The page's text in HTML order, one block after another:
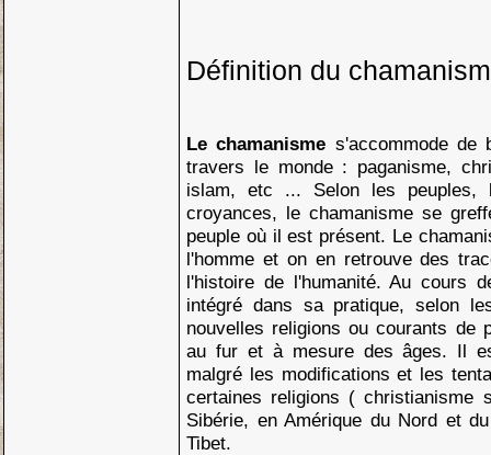
Définition du
Le chamanisme s'accommode de
travers le monde : paganisme,
islam, etc ... Selon les peuples,
croyances, le chamanisme se
peuple où il est présent. Le
l'homme et on en retrouve des
l'histoire de l'humanité. Au cours
intégré dans sa pratique, selon
nouvelles religions ou courants de
au fur et à mesure des âges. Il
malgré les modifications et les
certaines religions ( christianisme
Sibérie, en Amérique du Nord et
Tibet.